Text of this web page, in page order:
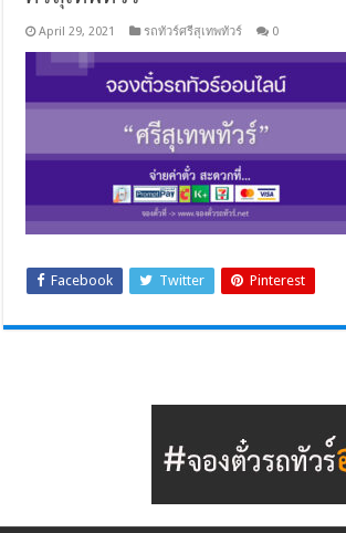
April 29, 2021 รถทัวร์ศรีสุเทพทัวร์ 0
Facebook Twitter Pinterest